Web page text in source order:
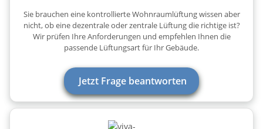
Sie brauchen eine kontrollierte Wohnraumlüftung wissen aber
nicht, ob eine dezentrale oder zentrale Lüftung die richtige ist?
Wir prüfen Ihre Anforderungen und empfehlen Ihnen die
passende Lüftungsart für Ihr Gebäude.
Jetzt Frage beantworten